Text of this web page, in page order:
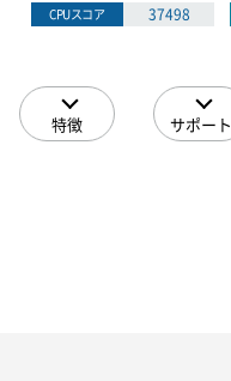
CPUスコア 37498
特徴 サポート